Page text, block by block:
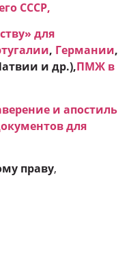
СССР,
для
, Германии,
и др.),ПМЖ в
и апостиль
для
праву,